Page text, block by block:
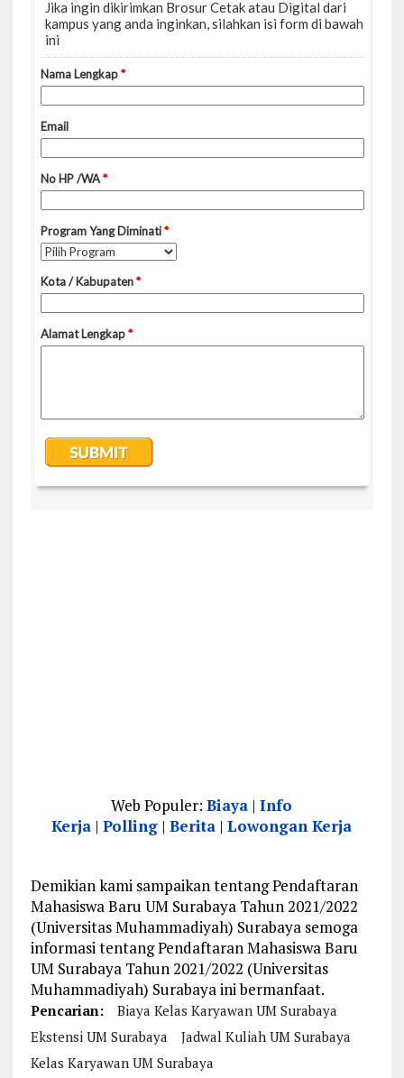
Web Populer:Biaya |Info
Kerja |Polling |Berita |Lowongan Kerja
Demikian kami sampaikan tentang Pendaftaran
Mahasiswa Baru UM Surabaya Tahun 2021/2022
(Universitas Muhammadiyah) Surabaya semoga
informasi tentang Pendaftaran Mahasiswa Baru
UM Surabaya Tahun 2021/2022 (Universitas
Muhammadiyah) Surabaya ini bermanfaat.
Pencarian:
Biaya Kelas Karyawan UM Surabaya
Ekstensi UM Surabaya
Jadwal Kuliah UM Surabaya
Kelas Karyawan UM Surabaya